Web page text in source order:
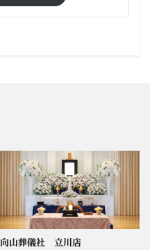
向山葬儀社 立川店